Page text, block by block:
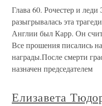
Глава 60. Рочестер и
разыгрывалась эта
Англии был Карр. Он
Все прошения писались
награды.После смерти
назначен председателем
Елизавета